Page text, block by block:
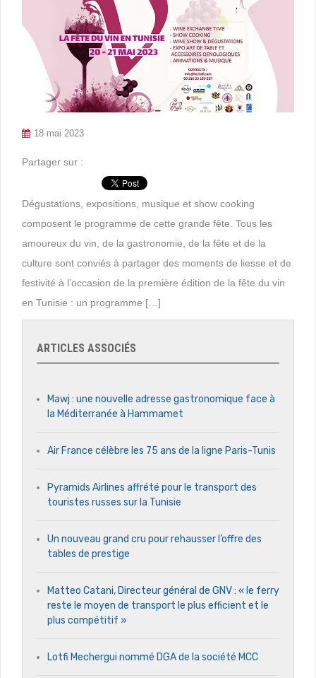
18 mai 2023
Partager sur :
Dégustations, expositions, musique et show cooking
composent le programme de cette grande fête. Tous les
amoureux du vin, de la gastronomie, de la fête et de la
culture sont conviés à partager des moments de liesse et de
festivité à l’occasion de la première édition de la fête du vin
en Tunisie : un programme […]
ARTICLES ASSOCIÉS
Mawj : une nouvelle adresse gastronomique face à
la Méditerranée à Hammamet
Air France célèbre les 75 ans de la ligne Paris-Tunis
Pyramids Airlines affrété pour le transport des
touristes russes sur la Tunisie
Un nouveau grand cru pour rehausser l’offre des
tables de prestige
Matteo Catani, Directeur général de GNV : « le ferry
reste le moyen de transport le plus efficient et le
plus compétitif »
Lotfi Mechergui nommé DGA de la société MCC